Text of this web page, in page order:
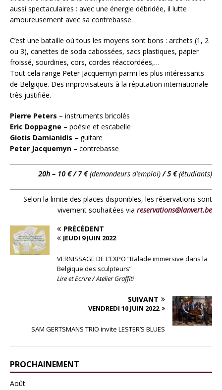
aussi spectaculaires : avec une énergie débridée, il lutte
amoureusement avec sa contrebasse.
C’est une bataille où tous les moyens sont bons : archets (1, 2
ou 3), canettes de soda cabossées, sacs plastiques, papier
froissé, sourdines, cors, cordes réaccordées,…
Tout cela range Peter Jacquemyn parmi les plus intéressants
de Belgique. Des improvisateurs à la réputation internationale
très justifiée.
Pierre Peters – instruments bricolés
Eric Doppagne – poésie et escabelle
Giotis Damianidis – guitare
Peter Jacquemyn – contrebasse
20h – 10 € / 7 €(demandeurs d’emploi)/ 5 €(étudiants)
Selon la limite des places disponibles, les réservations sont
vivement souhaitées via reservations@lanvert.be
PRÉCÉDENT
JEUDI 9 JUIN 2022
VERNISSAGE DE L’EXPO “Balade immersive dans la
Belgique des sculpteurs”
Lire et Ecrire / Atelier Graffiti
SUIVANT
VENDREDI 10 JUIN 2022
SAM GERTSMANS TRIO invite LESTER’S BLUES
PROCHAINEMENT
Août